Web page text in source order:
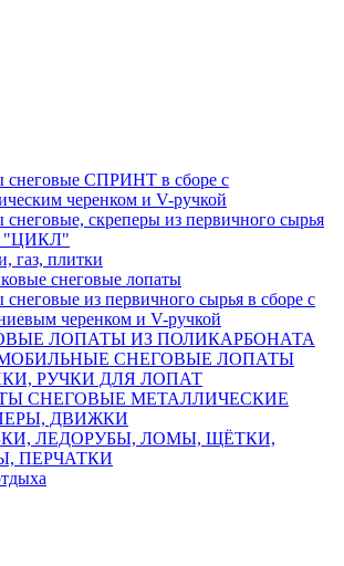
снеговые СПРИНТ в сборе с
черенком и V-ручкой
снеговые, скреперы из первичного сырья
"ЦИКЛ"
газ, плитки
снеговые лопаты
из первичного сырья в сборе с
черенком и V-ручкой
ЛОПАТЫ ИЗ ПОЛИКАРБОНАТА
СНЕГОВЫЕ ЛОПАТЫ
РУЧКИ ДЛЯ ЛОПАТ
СНЕГОВЫЕ МЕТАЛЛИЧЕСКИЕ
ДВИЖКИ
ЛЕДОРУБЫ, ЛОМЫ, ЩЁТКИ,
ПЕРЧАТКИ